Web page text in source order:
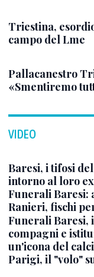
Triestina,
campo del Lme
Pallacanestro
«Smentiremo
VIDEO
Baresi, i tifosi
intorno al loro
Funerali Baresi:
Ranieri, fischi
Funerali Baresi,
compagni e
un'icona del
Parigi, il "volo"